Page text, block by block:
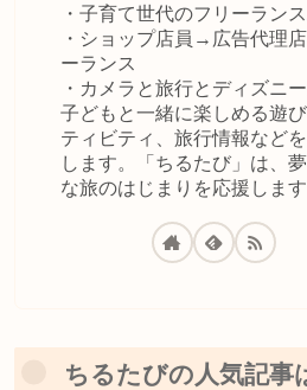
・子育て世代のフリーラン
・ショップ店員→広告代理
ーランス
・カメラと旅行とディズニ
子どもと一緒に楽しめる遊
ティビティ、旅行情報など
します。「ちるたび」は、
な旅のはじまりを応援します
ちるたびの人気記事